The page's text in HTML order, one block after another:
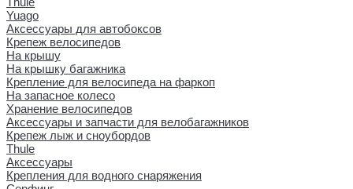
Yuago
Аксессуары для автобоксов
Крепеж велосипедов
На крышу
На крышку багажника
Крепление для велосипеда на фаркоп
На запасное колесо
Хранение велосипедов
Аксессуары и запчасти для велобагажников
Крепеж лыж и сноубордов
Thule
Аксессуары
Крепления для водного снаряжения